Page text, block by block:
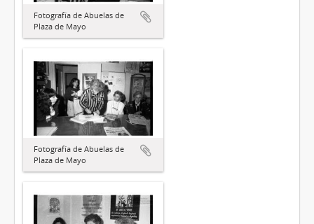
Fotografía de Abuelas de
Plaza de Mayo
Fotografía de Abuelas de
Plaza de Mayo